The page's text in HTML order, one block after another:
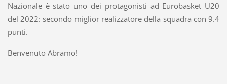
Nazionale è stato uno dei protagonisti ad Eurobasket U20
del 2022: secondo miglior realizzatore della squadra con 9.4
punti.
Benvenuto Abramo!